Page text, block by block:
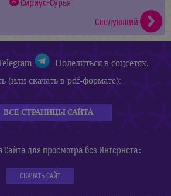
Сириус-Сурья
Следующий
Поделиться в соцсетях,
(или скачать в pdf-формате):
ВСЕ СТРАНИЦЫ САЙТА
Сайта для просмотра без Интернета:
СКАЧАТЬ САЙТ